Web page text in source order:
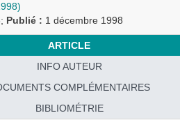
Publié : 1 décembre 1998
ARTICLE
INFO AUTEUR
COMPLÉMENTAIRES
BIBLIOMÉTRIE